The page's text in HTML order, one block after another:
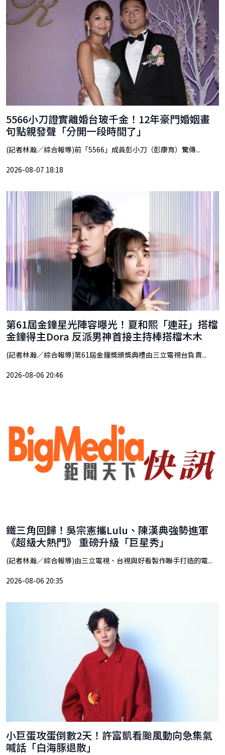
5566小刀證實離婚台玻千金！12年豪門婚姻畫
句點親發聲「分開一段時間了」
(記者林瀚／綜合報導)前「5566」成員彭小刀（彭康育）驚傳...
2026-08-07 18:18
第61屆金鐘星光陣容曝光！夏和熙「連莊」搭檔
金鐘得主Dora 反派男神首接主持棒搭檔木木
(記者林瀚／綜合報導)第61屆金鐘獎頒獎典禮由三立電視台負責...
2026-08-06 20:46
鐵三角回歸！吳宗憲攜Lulu、陳漢典強勢進軍
《超級大熱門》 重磅升級「巨星秀」
(記者林瀚／綜合報導)由三立電視、台視與好看製作聯手打造的電...
2026-08-06 20:35
小巨蛋攻蛋倒數2天！許富凱看颱風動向急集氣
喊話「白海豚退散」